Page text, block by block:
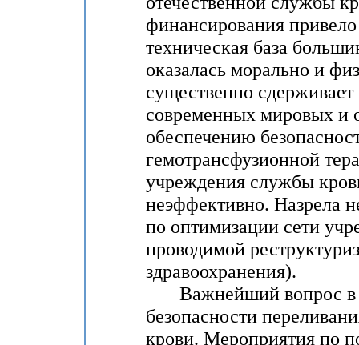
финансирования
техническая база
оказалась морально и
существенно
современных мировых и
обеспечению
гемотрансфузионной
учреждения службы
неэффективно. Назрела
по оптимизации сети
проводимой
здравоохранения).
Важнейший вопрос в
безопасности
крови. Мероприятия по